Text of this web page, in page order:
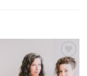
Ajouter
à la
wishlist